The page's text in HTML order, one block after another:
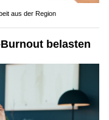
aus der Region
belasten